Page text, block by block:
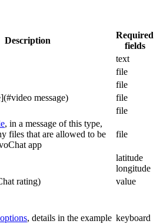
Description
Required
fields
text
file
file
message)
file
file
, in a message of this type,
files that are allowed to be
app
file
latitude
longitude
rating)
value
, details in the example keyboard